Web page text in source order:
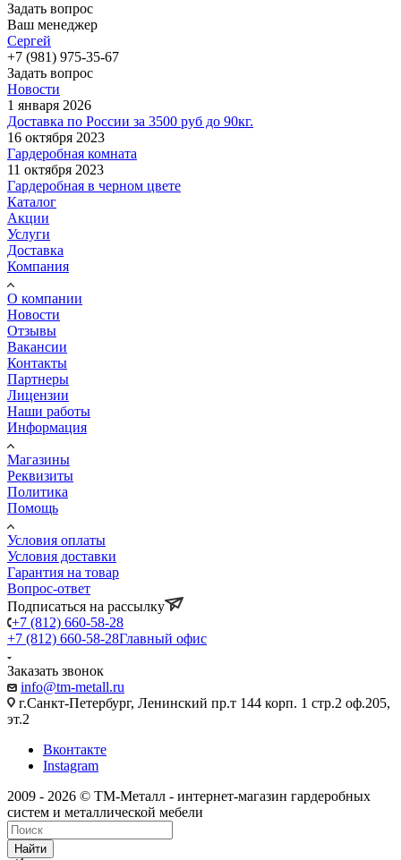
Задать вопрос
Ваш менеджер
Сергей
+7 (981) 975-35-67
Задать вопрос
Новости
1 января 2026
Доставка по России за 3500 руб до 90кг.
16 октября 2023
Гардеробная комната
11 октября 2023
Гардеробная в черном цвете
Каталог
Акции
Услуги
Доставка
Компания
О компании
Новости
Отзывы
Вакансии
Контакты
Партнеры
Лицензии
Наши работы
Информация
Магазины
Реквизиты
Политика
Помощь
Условия оплаты
Условия доставки
Гарантия на товар
Вопрос-ответ
Подписаться на рассылку
+7 (812) 660-58-28
+7 (812) 660-58-28Главный офис
Заказать звонок
info@tm-metall.ru
г.Санкт-Петербург, Ленинский пр.т 144 корп. 1 стр.2 оф.205,
эт.2
Вконтакте
Instagram
2009 - 2026 © ТМ-Металл - интернет-магазин гардеробных
систем и металлической мебели
Найти